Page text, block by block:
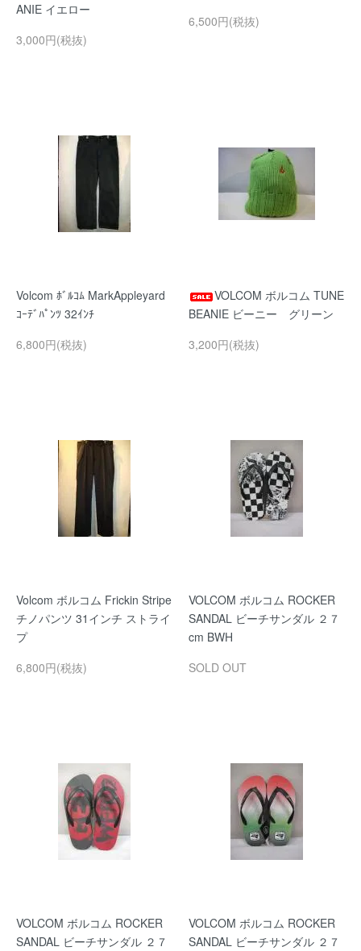
ANIE イエロー
3,000円(税抜)
6,500円(税抜)
Volcom ﾎﾞﾙｺﾑ MarkAppleyard
ｺｰﾃﾞﾊﾟﾝﾂ 32ｲﾝﾁ
6,800円(税抜)
VOLCOM ボルコム TUNE
BEANIE ビーニー グリーン
3,200円(税抜)
Volcom ボルコム Frickin Stripe
チノパンツ 31インチ ストライ
プ
6,800円(税抜)
VOLCOM ボルコム ROCKER
SANDAL ビーチサンダル ２７
cm BWH
SOLD OUT
VOLCOM ボルコム ROCKER
SANDAL ビーチサンダル ２７
VOLCOM ボルコム ROCKER
SANDAL ビーチサンダル ２７